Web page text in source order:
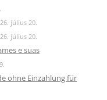
július 20.
július 20.
e suas
ohne Einzahlung für